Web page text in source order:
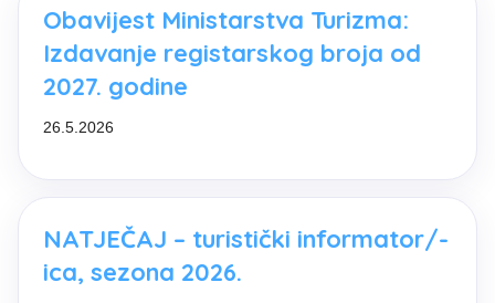
Obavijest Ministarstva Turizma:
Izdavanje registarskog broja od
2027. godine
26.5.2026
NATJEČAJ – turistički informator/-
ica, sezona 2026.